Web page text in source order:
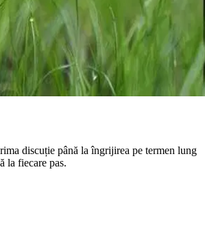
discuție până la îngrijirea pe termen lung
la fiecare pas.